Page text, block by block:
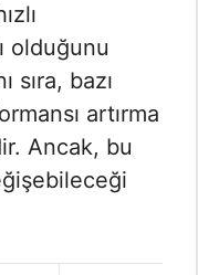
olduğunu
sıra, bazı
artırma
Ancak, bu